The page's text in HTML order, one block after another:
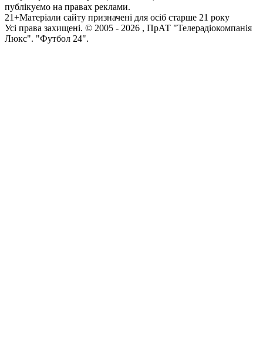
публікуємо на правах реклами.
21+Матеріали сайту призначені для осіб старше 21 року
Усi права захищенi. © 2005 - 2026 , ПрАТ "Телерадіокомпанія
Люкс". "Футбол 24".